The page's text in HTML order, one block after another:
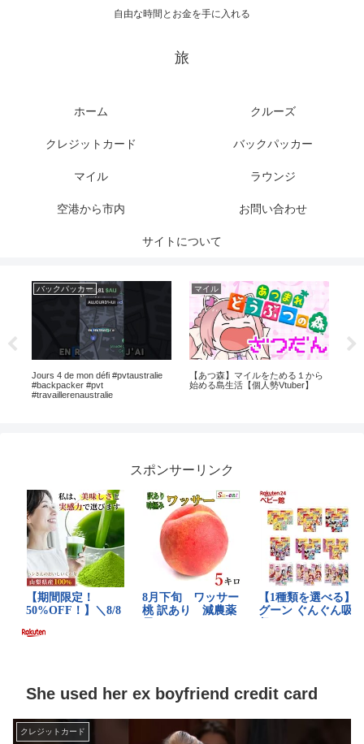
自由な時間とお金を手に入れる
旅
ホーム クルーズ
クレジットカード バックパッカー
マイル ラウンジ
空港から市内 お問い合わせ
サイトについて
マイルをためる１から
活【個人勢Vtuber】
【世界遺産】ヨーロッパ900km歩
き旅してみた #1【カミーノ】
クルーズ
【長門市】キッズク
乗船【センザキッチ
スポンサーリンク
She used her ex boyfriend credit card
クレジットカード